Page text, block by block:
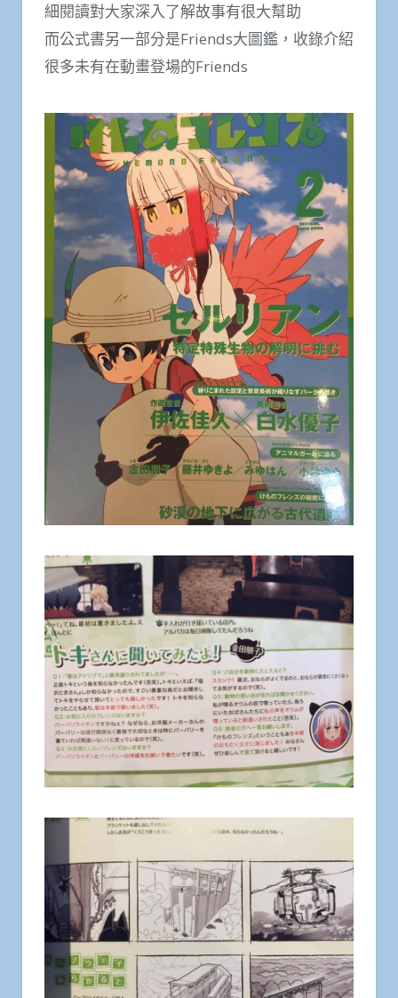
細閱讀對大家深入了解故事有很大幫助
而公式書另一部分是Friends大圖鑑，收錄介紹
很多未有在動畫登場的Friends